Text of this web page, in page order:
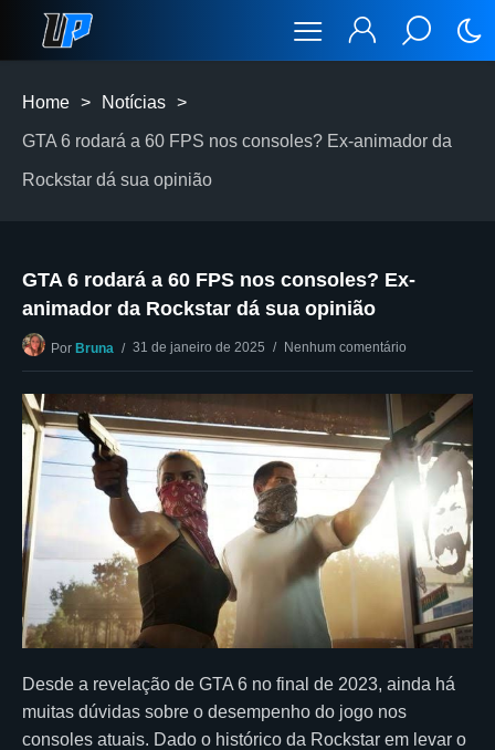
Home > Notícias >
GTA 6 rodará a 60 FPS nos consoles? Ex-animador da
Rockstar dá sua opinião
GTA 6 rodará a 60 FPS nos consoles? Ex-
animador da Rockstar dá sua opinião
Por Bruna 31 de janeiro de 2025 Nenhum comentário
Desde a revelação de GTA 6 no final de 2023, ainda há
muitas dúvidas sobre o desempenho do jogo nos
consoles atuais. Dado o histórico da Rockstar em levar o